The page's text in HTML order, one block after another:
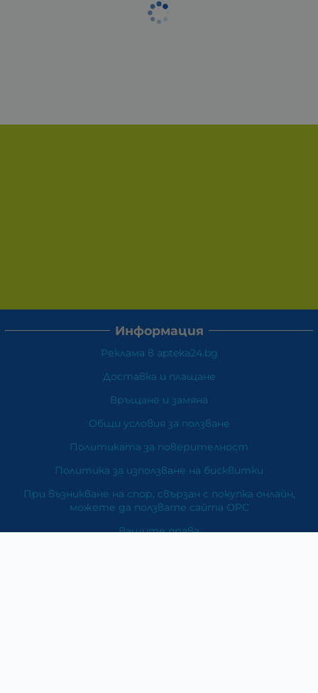
Информация
Реклама в apteka24.bg
Доставка и плащане
Връщане и замяна
Общи условия за ползване
Политиката за поверителност
Политика за използване на бисквитки
При възникване на спор, свързан с покупка онлайн,
можете да ползвате сайта ОРС
Вашите права